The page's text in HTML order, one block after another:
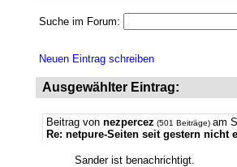
Suche im Forum:
Neuen Eintrag schreiben
Ausgewählter Eintrag:
Beitrag von nezpercez (501 Beiträge) am
Re: netpure-Seiten seit gestern nicht
Sander ist benachrichtigt.